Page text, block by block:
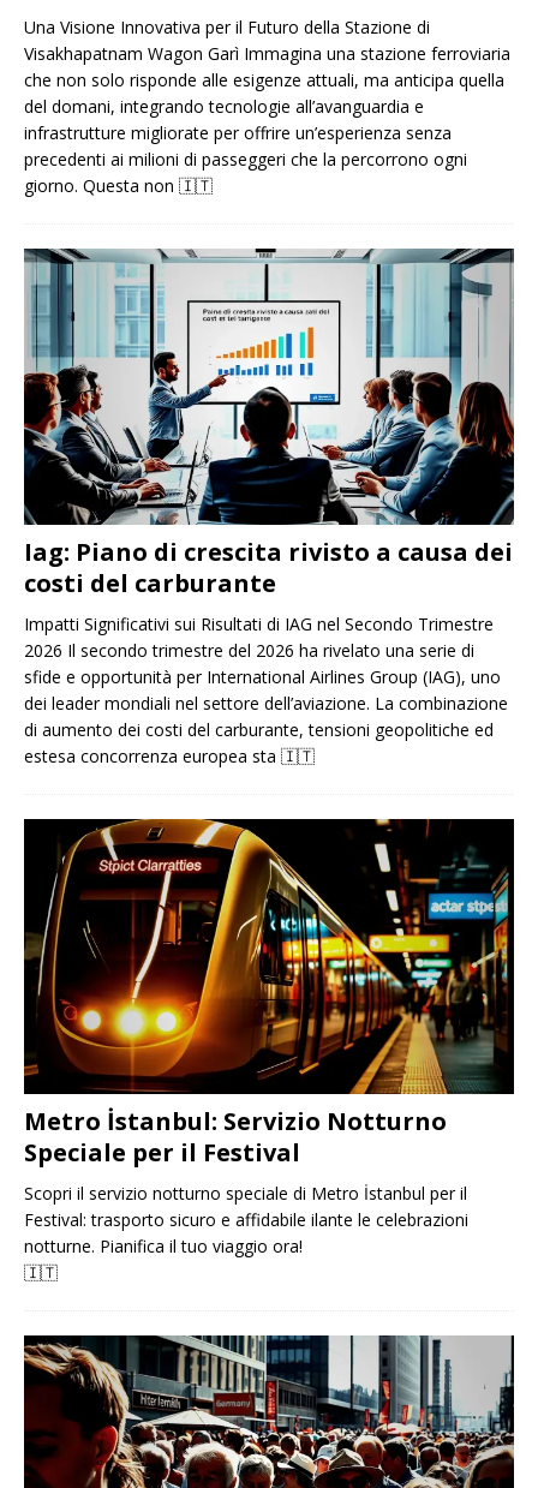
Una Visione Innovativa per il Futuro della Stazione di
Visakhapatnam Wagon Garì Immagina una stazione ferroviaria
che non solo risponde alle esigenze attuali, ma anticipa quella
del domani, integrando tecnologie all’avanguardia e
infrastrutture migliorate per offrire un’esperienza senza
precedenti ai milioni di passeggeri che la percorrono ogni
giorno. Questa non 🇮🇹
Iag: Piano di crescita rivisto a causa dei
costi del carburante
Impatti Significativi sui Risultati di IAG nel Secondo Trimestre
2026 Il secondo trimestre del 2026 ha rivelato una serie di
sfide e opportunità per International Airlines Group (IAG), uno
dei leader mondiali nel settore dell’aviazione. La combinazione
di aumento dei costi del carburante, tensioni geopolitiche ed
estesa concorrenza europea sta 🇮🇹
Metro İstanbul: Servizio Notturno
Speciale per il Festival
Scopri il servizio notturno speciale di Metro İstanbul per il
Festival: trasporto sicuro e affidabile ilante le celebrazioni
notturne. Pianifica il tuo viaggio ora!
🇮🇹